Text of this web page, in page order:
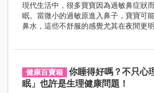
現代生活中，很多寶寶因為過敏鼻症狀
眠。當微小的過敏原進入鼻子，寶寶可
鼻水，這些不舒服的感覺尤其在夜間更
的寢具，以及科學的防護方法，有助於
提高寶寶的睡眠品質。同時，文中也強
寶寶身心發展的潛在危害，呼籲父母在改
健康百寶箱
你睡得好嗎？不只心
眠」也許是生理健康問題！